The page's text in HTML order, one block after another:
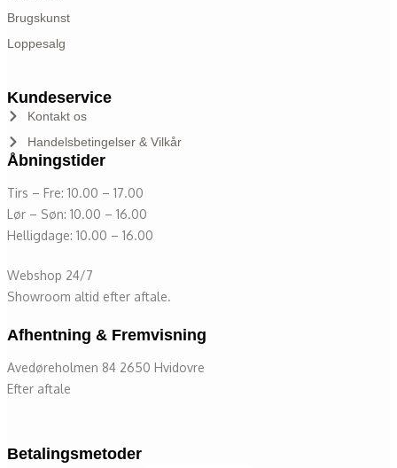
Brugskunst
Loppesalg
Kundeservice
Kontakt os
Handelsbetingelser & Vilkår
Åbningstider
Tirs – Fre: 10.00 – 17.00
Lør – Søn: 10.00 – 16.00
Helligdage: 10.00 – 16.00
Webshop 24/7
Showroom altid efter aftale.
Afhentning & Fremvisning
Avedøreholmen 84 2650 Hvidovre
Efter aftale
Betalingsmetoder